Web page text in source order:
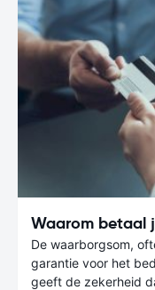
Waarom betaal
De waarborgsom,
garantie voor het
geeft de zekerheid